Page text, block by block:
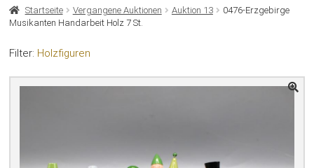
HOME
Startseite Vergangene Auktionen Auktion 13
0476-Erzgebirge
Musikanten Handarbeit Holz 7 St.
Filter: Holzfiguren